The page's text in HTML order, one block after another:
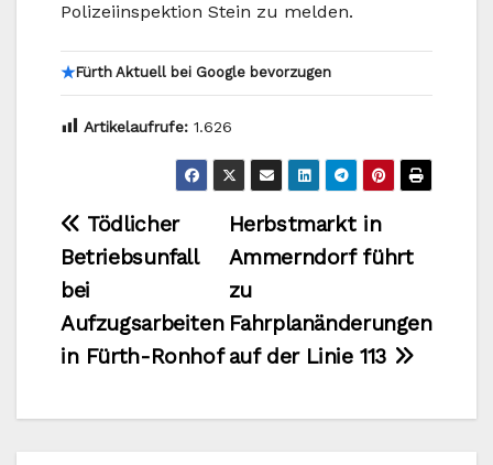
Polizeiinspektion Stein zu melden.
★Fürth Aktuell bei Google bevorzugen
Artikelaufrufe: 1.626
Beitragsnavigation
Herbstmarkt in
Ammerndorf führt
zu
Fahrplanänderungen
auf der Linie 113
Tödlicher
Betriebsunfall
bei
Aufzugsarbeiten
in Fürth-Ronhof